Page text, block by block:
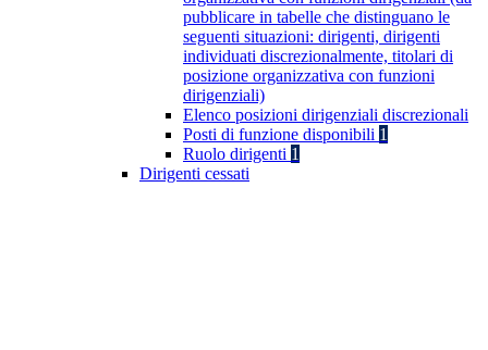
pubblicare in tabelle che distinguano le
seguenti situazioni: dirigenti, dirigenti
individuati discrezionalmente, titolari di
posizione organizzativa con funzioni
dirigenziali)
Elenco posizioni dirigenziali discrezionali
Posti di funzione disponibili 1
Ruolo dirigenti 1
Dirigenti cessati